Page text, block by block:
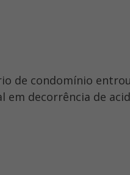
de condomínio
decorrência de